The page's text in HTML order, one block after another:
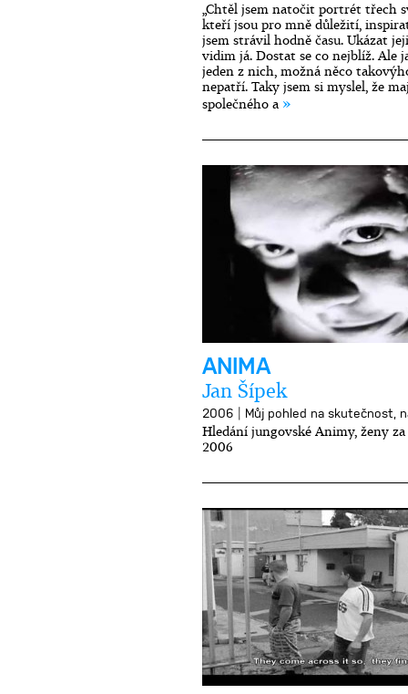
„Chtěl jsem natočit portrét třech
kteří jsou pro mně důležití,
jsem strávil hodně času. Ukázat
vidim já. Dostat se co nejblíž. Ale
jeden z nich, možná něco
nepatří. Taky jsem si myslel, že
společného a »
ANIMA
Jan Šípek
2006 | Můj pohled na skutečnost,
Hledání jungovské Animy, ženy
2006